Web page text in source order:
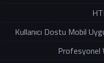
Kullanıcı Dostu Mobil
Profesyonel